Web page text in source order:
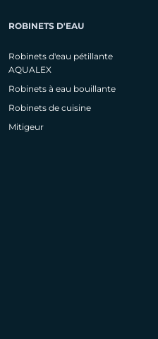
ROBINETS D'EAU
Robinets d'eau pétillante
AQUALEX
Robinets à eau bouillante
Robinets de cuisine
Mitigeur